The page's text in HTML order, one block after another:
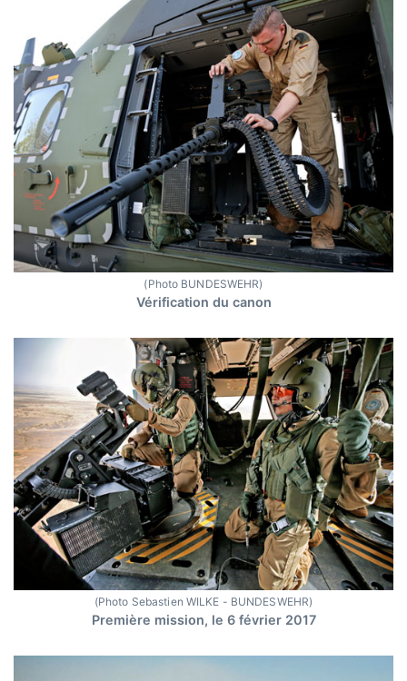
(Photo BUNDESWEHR)
Vérification du canon
(Photo Sebastien WILKE - BUNDESWEHR)
Première mission, le 6 février 2017